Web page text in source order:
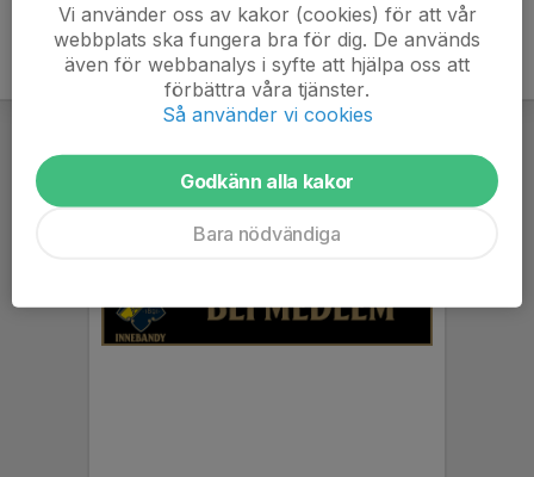
Vi använder oss av kakor (cookies) för att vår
webbplats ska fungera bra för dig. De används
även för webbanalys i syfte att hjälpa oss att
förbättra våra tjänster.
Så använder vi cookies
Godkänn alla kakor
Bara nödvändiga